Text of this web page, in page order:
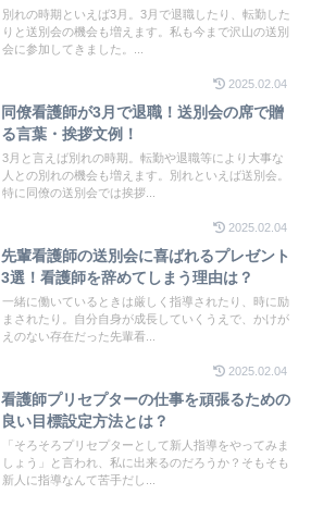
別れの時期といえば3月。3月で退職したり、転勤した
りと送別会の機会も増えます。私も今まで沢山の送別
会に参加してきました。...
2025.02.04
同僚看護師が3月で退職！送別会の席で贈
る言葉・挨拶文例！
3月と言えば別れの時期。転勤や退職等により大事な
人との別れの機会も増えます。別れといえば送別会。
特に同僚の送別会では挨拶...
2025.02.04
先輩看護師の送別会に喜ばれるプレゼント
3選！看護師を辞めてしまう理由は？
一緒に働いているときは厳しく指導されたり、時に励
まされたり。自分自身が成長していくうえで、かけが
えのない存在だった先輩看...
2025.02.04
看護師プリセプターの仕事を頑張るための
良い目標設定方法とは？
「そろそろプリセプターとして新人指導をやってみま
しょう」と言われ、私に出来るのだろうか？そもそも
新人に指導なんて苦手だし...